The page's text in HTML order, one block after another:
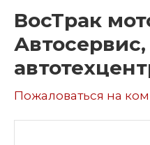
ВосТрак
Автосервис,
Пожаловаться на